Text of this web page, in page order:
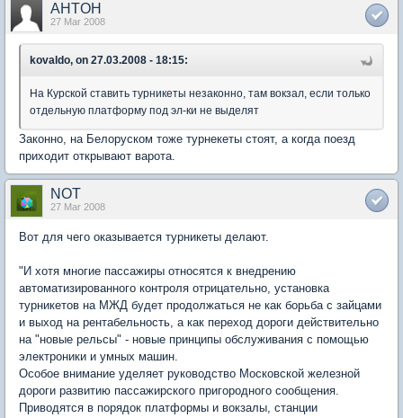
AHTOH
27 Mar 2008
kovaldo, on 27.03.2008 - 18:15:
На Курской ставить турникеты незаконно, там вокзал, если только
отдельную платформу под эл-ки не выделят
Законно, на Белоруском тоже турнекеты стоят, а когда поезд
приходит открывают варота.
NOT
27 Mar 2008
Вот для чего оказывается турникеты делают.
"И хотя многие пассажиры относятся к внедрению
автоматизированного контроля отрицательно, установка
турникетов на МЖД будет продолжаться не как борьба с зайцами
и выход на рентабельность, а как переход дороги действительно
на "новые рельсы" - новые принципы обслуживания с помощью
электроники и умных машин.
Особое внимание уделяет руководство Московской железной
дороги развитию пассажирского пригородного сообщения.
Приводятся в порядок платформы и вокзалы, станции